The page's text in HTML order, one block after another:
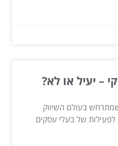
– יעיל או לא?
בעולם השיווק
של בעלי עסקים